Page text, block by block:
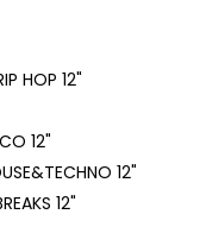
HOP 12"
12"
12"
12"